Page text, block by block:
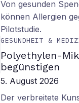
Von gesunden
können Allergien
Pilotstudie.
GESUNDHEIT &
Polyethylen-
begünstigen
5. August 2026
Der verbreitete